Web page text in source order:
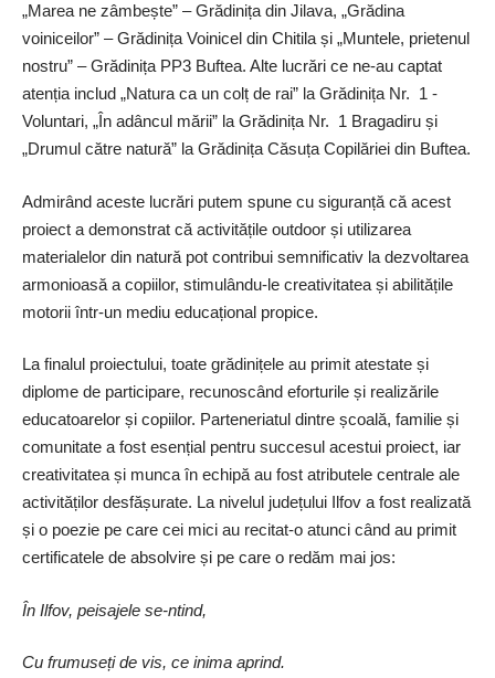
„Marea ne zâmbește” – Grădinița din Jilava, „Grădina
voiniceilor” – Grădinița Voinicel din Chitila și „Muntele, prietenul
nostru” – Grădinița PP3 Buftea. Alte lucrări ce ­ne-au captat
atenția includ „Natura ca un colț de rai” la Grădinița Nr. 1 ­
Voluntari, „În adâncul mării” la Grădinița Nr. 1 Bragadiru și
„Drumul către natură” la Grădinița Căsuța Copilăriei din Buftea.
Admirând aceste lucrări putem spune cu siguranță că acest
proiect a demonstrat că acti­vitățile outdoor și utilizarea
materialelor din natură pot contribui semnificativ la dezvoltarea
armonioasă a copiilor, stimulându-le creativitatea și abilitățile
motorii într-un mediu educațional ­propice.
La finalul proiectului, toate grădinițele au primit atestate și
diplome de participare, recunoscând eforturile și realizările
educatoarelor și copiilor. Parteneriatul dintre școală, familie și
comunitate a fost esențial pentru succesul acestui proiect, iar
creativitatea și munca în echipă au fost atributele centrale ale
activităților desfășurate. La nivelul județului Ilfov a fost realizată
și o poezie pe care cei mici au recitat-o atunci când au primit
certificatele de absolvire și pe care o redăm mai jos:
În Ilfov, peisajele se-ntind,
Cu frumuseți de vis, ce inima aprind.